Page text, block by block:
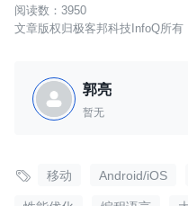
3950
文章版权归极客邦科技InfoQ所有
郭亮
暂无
 移动 Android/iOS